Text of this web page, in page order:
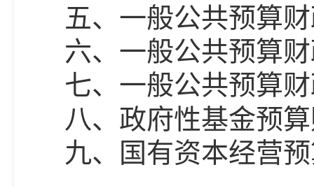
五、一般公共预算
六、一般公共预算
七、一般公共预算
八、 政府性基金预
九、国有资本经营